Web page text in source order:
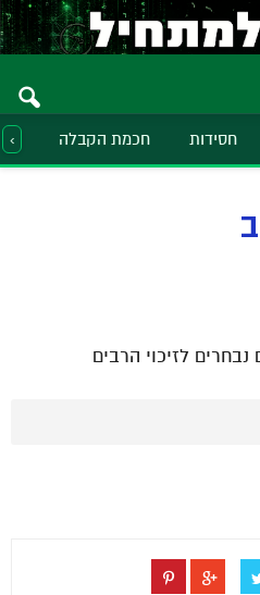
חסידות חכמת הקבלה ‹
לזיכוי הרבים